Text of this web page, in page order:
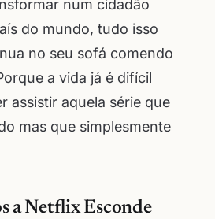
num cidadão
do mundo, tudo isso
no seu sofá comendo
a vida já é difícil
assistir aquela série que
mas que simplesmente
a Netflix Esconde